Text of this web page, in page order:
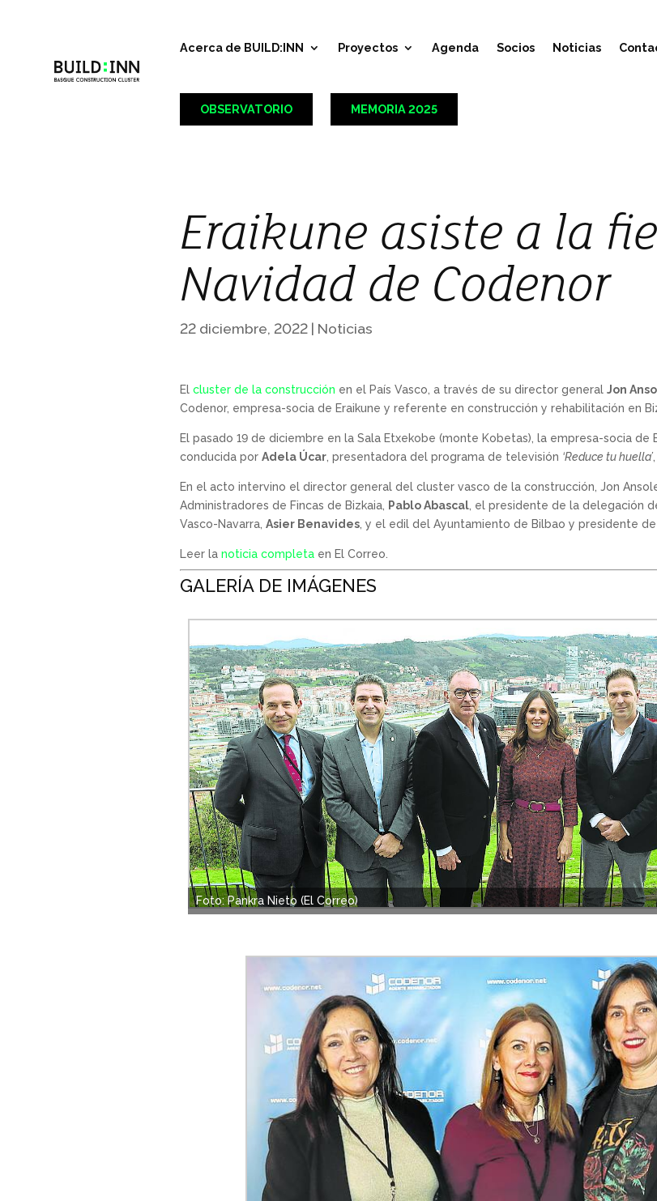
Acerca de BUILD:INN Proyectos Agenda Socios Noticias
OBSERVATORIO MEMORIA 2025
Eraikune asiste a la
Navidad de Codenor
22 diciembre, 2022 | Noticias
El cluster de la construcción en el País Vasco, a través de su director general Jon
Codenor, empresa-socia de Eraikune y referente en construcción y rehabilitación en
El pasado 19 de diciembre en la Sala Etxekobe (monte Kobetas), la empresa-socia de
conducida por Adela Úcar, presentadora del programa de televisión ‘Reduce tu huella’
En el acto intervino el director general del cluster vasco de la construcción, Jon
Administradores de Fincas de Bizkaia, Pablo Abascal, el presidente de la delegación
Vasco-Navarra, Asier Benavides, y el edil del Ayuntamiento de Bilbao y presidente de
Leer la noticia completa en El Correo.
GALERÍA DE IMÁGENES
Foto: Pankra Nieto (El Correo)